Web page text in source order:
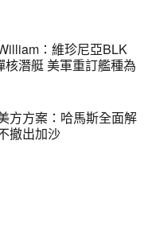
：維珍尼亞BLK
潛艇 美軍重訂艦種為
方方案：哈馬斯全面解
撤出加沙
例雜亂互相矛盾家長易
按摩院要領牌？顧客涉